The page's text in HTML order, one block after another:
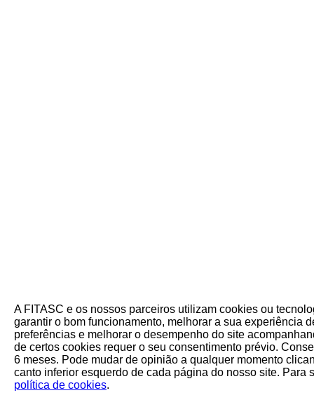
A FITASC e os nossos parceiros utilizam cookies ou
garantir o bom funcionamento, melhorar a sua experiência
preferências e melhorar o desempenho do site
de certos cookies requer o seu consentimento prévio.
6 meses. Pode mudar de opinião a qualquer momento
canto inferior esquerdo de cada página do nosso site. Para
política de cookies.